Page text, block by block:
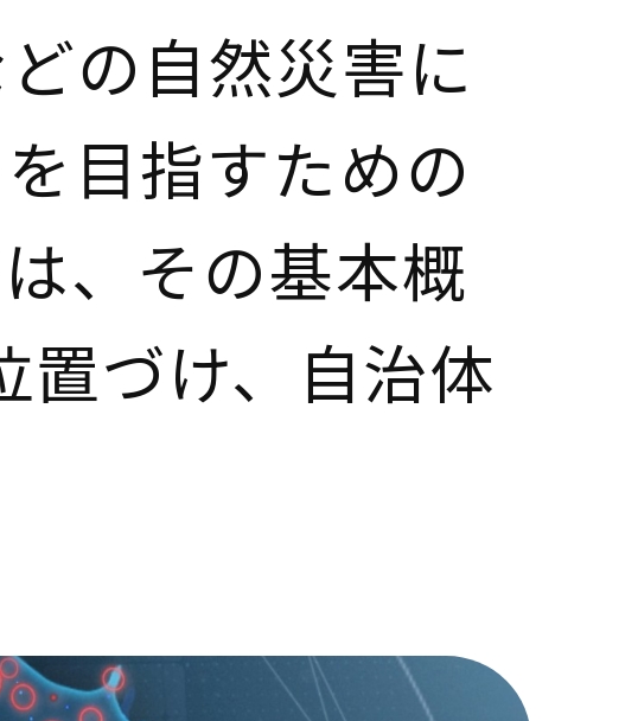
の自然災害に
目指すための
、その基本概
置づけ、自治体